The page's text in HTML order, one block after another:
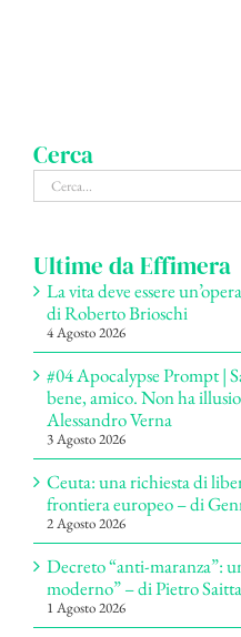
Cerca
Cerca
per:
Ultime da Effimera
La vita deve essere
di Roberto Brioschi
4 Agosto 2026
#04 Apocalypse Prompt |
bene, amico. Non ha
Alessandro Verna
3 Agosto 2026
Ceuta: una richiesta di
frontiera europeo – di
2 Agosto 2026
Decreto “anti-maranza”:
moderno” – di Pietro Saitta
1 Agosto 2026